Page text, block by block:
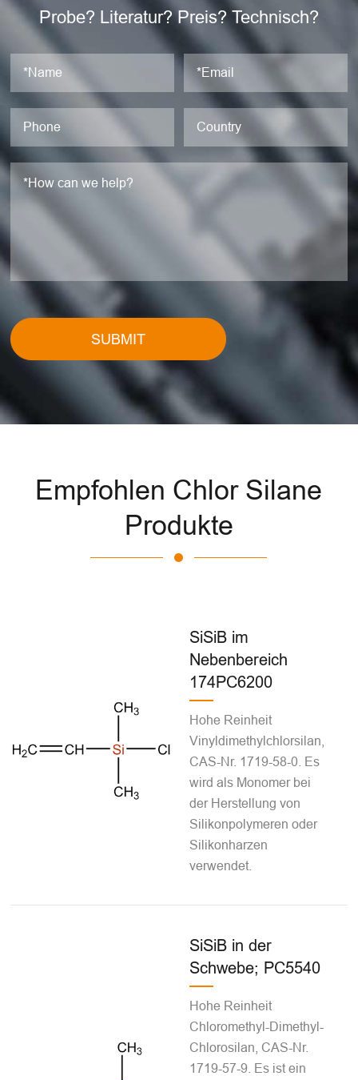
Probe? Literatur? Preis? Technisch?
SUBMIT
Empfohlen Chlor Silane
Produkte
SiSiB im
Nebenbereich
174PC6200
Hohe Reinheit
Vinyldimethylchlorsilan,
CAS-Nr. 1719-58-0. Es
wird als Monomer bei
der Herstellung von
Silikonpolymeren oder
Silikonharzen
verwendet.
SiSiB in der
Schwebe; PC5540
Hohe Reinheit
Chloromethyl-Dimethyl-
Chlorosilan, CAS-Nr.
1719-57-9. Es ist ein